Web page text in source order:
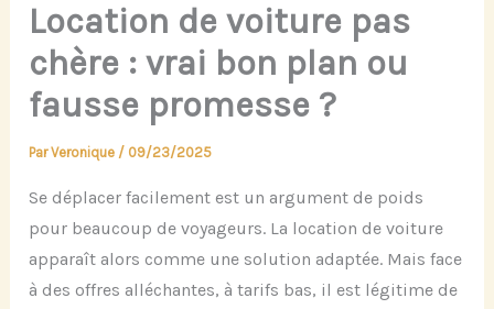
Location de voiture pas
chère : vrai bon plan ou
fausse promesse ?
ParVeronique / 09/23/2025
Se déplacer facilement est un argument de poids
pour beaucoup de voyageurs. La location de voiture
apparaît alors comme une solution adaptée. Mais face
à des offres alléchantes, à tarifs bas, il est légitime de